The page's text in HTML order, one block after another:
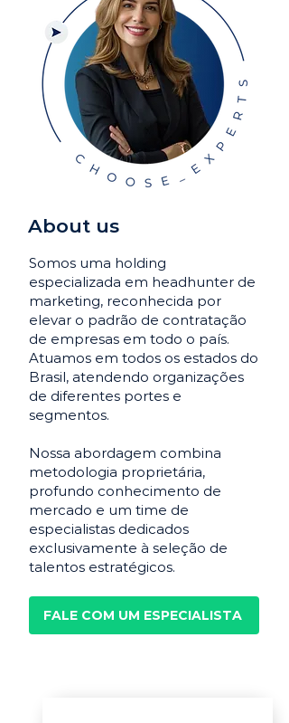
About us
Somos uma holding
especializada em headhunter de
marketing, reconhecida por
elevar o padrão de contratação
de empresas em todo o país.
Atuamos em todos os estados do
Brasil, atendendo organizações
de diferentes portes e
segmentos.
Nossa abordagem combina
metodologia proprietária,
profundo conhecimento de
mercado e um time de
especialistas dedicados
exclusivamente à seleção de
talentos estratégicos.
FALE COM UM ESPECIALISTA